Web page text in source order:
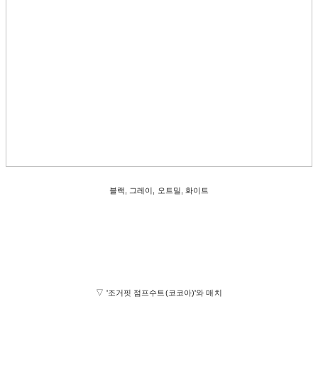
블랙, 그레이, 오트밀, 화이트
▽ '조거핏 점프수트(코코아)'와 매치